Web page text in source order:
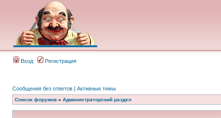
Вход Регистрация
Сообщения без ответов | Активные темы
Список форумов » Администраторский раздел